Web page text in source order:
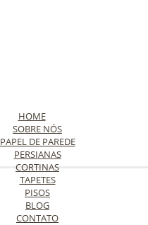
HOME
SOBRE NÓS
PAPEL DE PAREDE
PERSIANAS
CORTINAS
TAPETES
PISOS
BLOG
CONTATO